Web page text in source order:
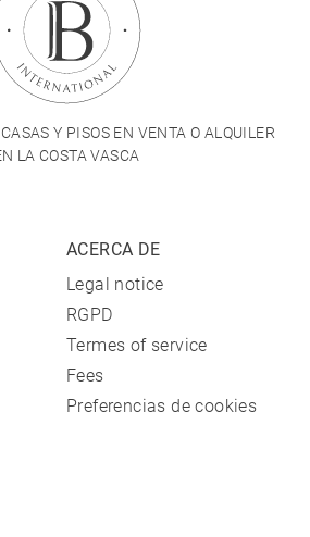
Y PISOS EN VENTA O ALQUILER
LA COSTA VASCA
ACERCA DE
Legal notice
RGPD
Termes of service
Fees
Preferencias de cookies